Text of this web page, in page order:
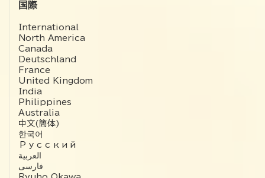
国際
International
North America
Canada
Deutschland
France
United Kingdom
India
Philippines
Australia
中文(簡体)
한국어
Русский
العربية‏
فارسی